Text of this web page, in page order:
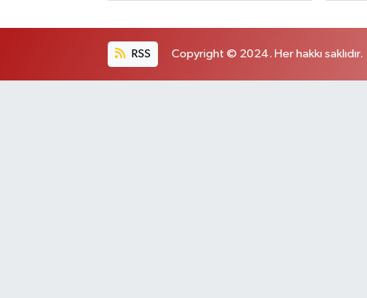
RSS Copyright © 2024. Her hakkı saklıdır.